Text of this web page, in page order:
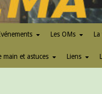
Les OMs
main et astuces Liens